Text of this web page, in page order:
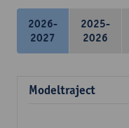
2026-
2027
2025-
2026
Modeltraject